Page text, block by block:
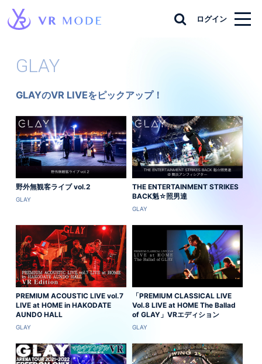
ログイン
GLAY
GLAYのVR LIVEをピックアップ！
野外無観客ライブ vol.2
GLAY
THE ENTERTAINMENT STRIKES
BACK魁☆照男達
GLAY
PREMIUM ACOUSTIC LIVE vol.7
LIVE at HOME in HAKODATE
AUNDO HALL
GLAY
「PREMIUM CLASSICAL LIVE
Vol.8 LIVE at HOME The Ballad
of GLAY」VRエディション
GLAY